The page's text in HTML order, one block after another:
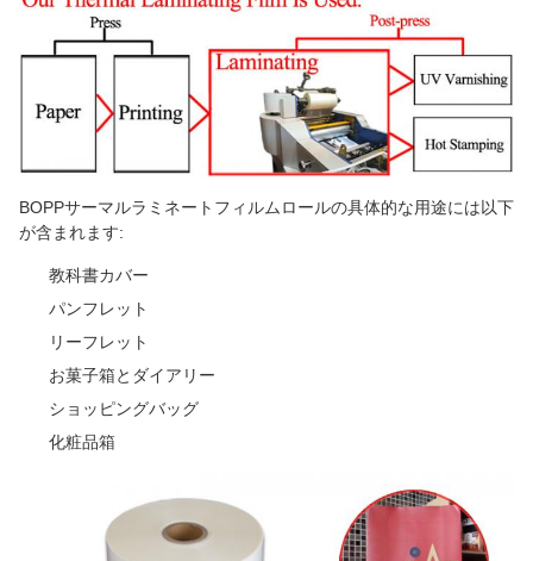
BOPPサーマルラミネートフィルムロールの具体的な用途には以下
が含まれます:
教科書カバー
パンフレット
リーフレット
お菓子箱とダイアリー
ショッピングバッグ
化粧品箱